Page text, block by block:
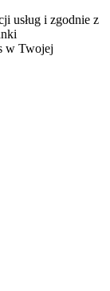
usług i zgodnie z
w Twojej